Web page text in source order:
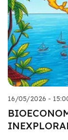
16/05/2026 -